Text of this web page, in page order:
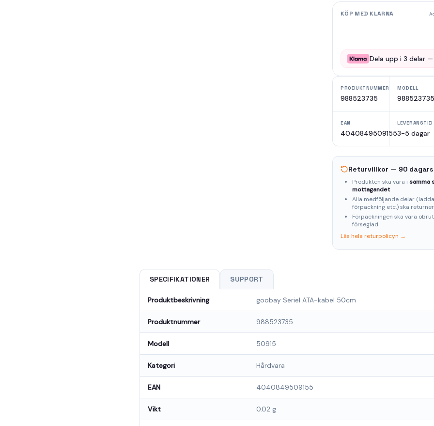
KÖP MED KLARNA
Dela upp i3 delar
PRODUKTNUMMER
988523735
MODELL
988523735
EAN
4040849509155
LEVERANSTID
3-5 dagar
Returvillkor — 90
Produkten ska vara i samma
mottagandet
Alla medföljande delar
förpackning etc.) ska
Förpackningen ska vara
förseglad
Läs hela returpolicyn →
SPECIFIKATIONER SUPPORT
Produktbeskrivning goobay Seriel ATA-kabel 50cm
Produktnummer 988523735
Modell 50915
Kategori Hårdvara
EAN 4040849509155
Vikt 0.02 g